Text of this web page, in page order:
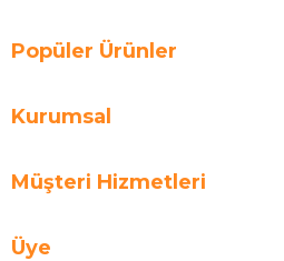
Popüler Ürünler
Kurumsal
Müşteri Hizmetleri
Üye